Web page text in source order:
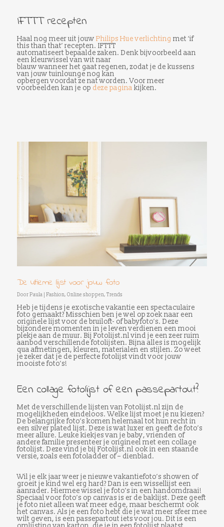
IFTTT recepten
Haal nog meer uit jouw Philips Hue verlichting met ‘if
this than that’ recepten. IFTTT
automatiseert bepaalde zaken. Denk bijvoorbeeld aan
een kleurwissel van wit naar
blauw wanneer het gaat regenen, zodat je de kussens
van jouw tuinlounge nog kan
opbergen voordat ze nat worden. Voor meer
voorbeelden kan je op deze pagina kijken.
De ultieme lijst voor jouw foto
Door Paula Fashion, Online shoppen, Trends
Heb je tijdens je exotische vakantie een spectaculaire
foto gemaakt? Misschien ben je wel op zoek naar een
originele lijst voor de bruiloft- of babyfoto’s. Deze
bijzondere momenten in je leven verdienen een mooi
plekje aan de muur. Bij Fotolijst.nl vind je een zeer ruim
aanbod verschillende fotolijsten. Bijna alles is mogelijk
qua afmetingen, kleuren, materialen en stijlen. Zo weet
je zeker dat je de perfecte fotolijst vindt voor jouw
mooiste foto’s!
Een collage fotolijst of een passepartout?
Met de verschillende lijsten van Fotolijst.nl zijn de
mogelijkheden eindeloos. Welke lijst moet je nu kiezen?
De belangrijke foto’s komen helemaal tot hun recht in
een silver plated lijst. Deze is wat luxer en geeft de foto’s
meer allure. Leuke kiekjes van je baby, vrienden of
andere familie presenteer je origineel met een collage
fotolijst. Deze vind je bij Fotolijst.nl ook in een staande
versie, zoals een fotoladder of – dienblad.
Wil je elk jaar weer je nieuwe vakantiefoto’s showen of
groeit je kind wel erg hard? Dan is een wissellijst een
aanrader. Hiermee wissel je foto’s in een handomdraai!
Speciaal voor foto’s op canvas is er de baklijst. Deze geeft
je foto niet alleen wat meer edge, maar beschermt ook
het canvas. Als je een foto hebt die je wat meer sfeer mee
wilt geven, is een passepartout iets voor jou. Dit is een